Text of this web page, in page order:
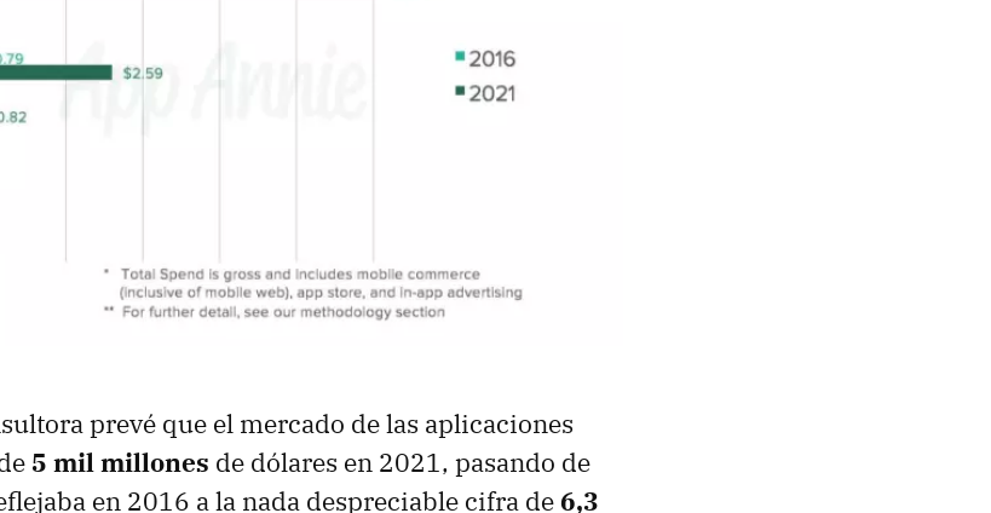
prevé que el mercado de las aplicaciones
5 mil millones de dólares en 2021, pasando de
en 2016 a la nada despreciable cifra de6,3